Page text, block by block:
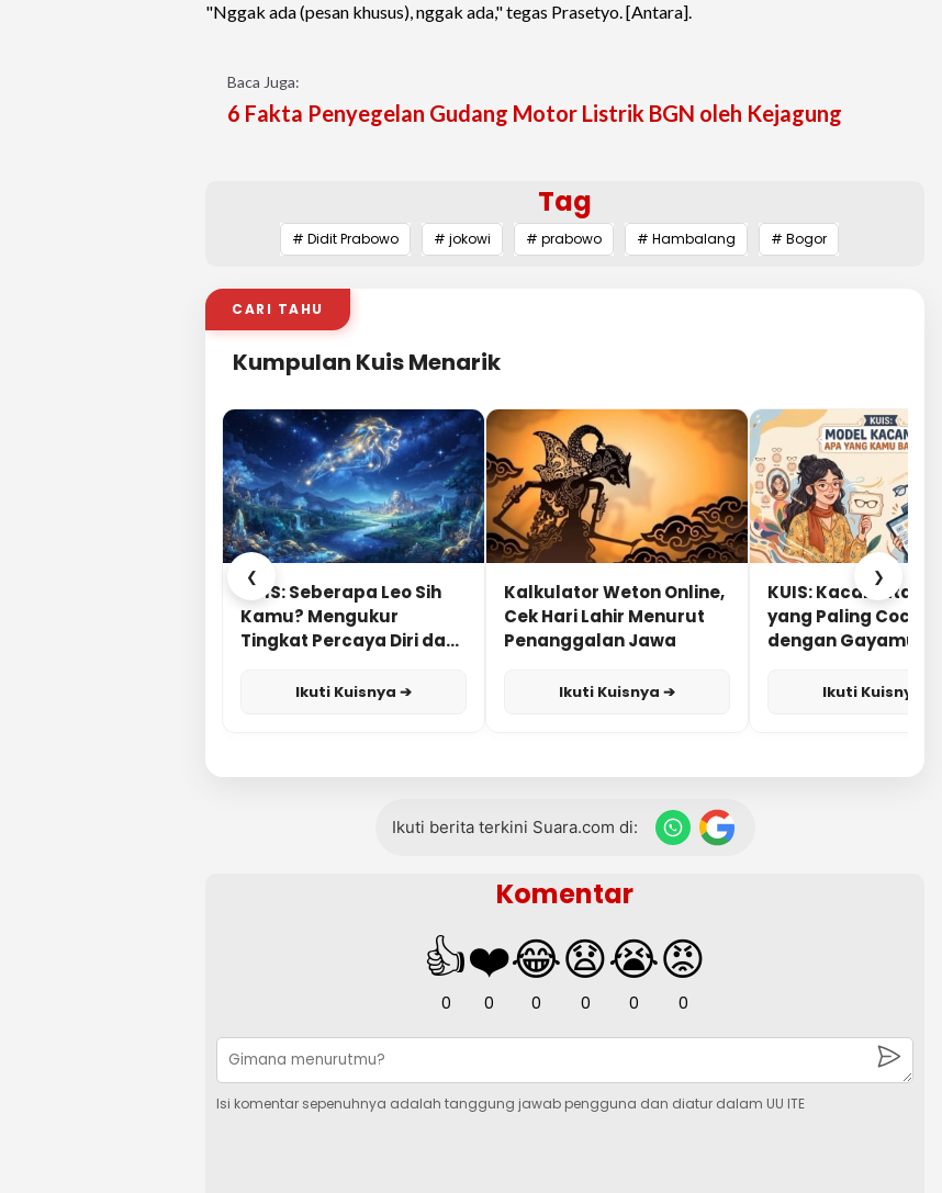
"Nggak ada (pesan khusus), nggak ada," tegas Prasetyo. [Antara].
Baca Juga:
6 Fakta Penyegelan Gudang Motor Listrik BGN oleh Kejagung
Tag
# Didit Prabowo # jokowi # prabowo # Hambalang # Bogor
CARI TAHU
Kumpulan Kuis Menarik
❮
KUIS: Seberapa Leo Sih
Kamu? Mengukur
Tingkat Percaya Diri dan
Ikuti Kuisnya ➔
Kalkulator Weton Online,
Cek Hari Lahir Menurut
Penanggalan Jawa
Ikuti Kuisnya ➔
KUIS: Kacamata Apa
yang Paling Cocok
dengan Gayamu?
Ikuti Kuisnya ➔
❯
Ikuti berita terkini Suara.com di:
Komentar
👍
0
❤️
0
😂
0
😧
0
😭
0
😡
0
Isi komentar sepenuhnya adalah tanggung jawab pengguna dan diatur dalam UU ITE